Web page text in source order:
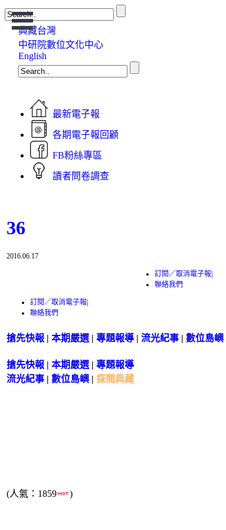
Open
Menu
典藏台灣
中研院數位文化中心
English
最新電子報
各期電子報回顧
FB粉絲專區
讀者問卷調查
36
2016.06.17
訂閱／取消電子報|
聯絡我們
訂閱／取消電子報|
聯絡我們
搶先快報 | 本期嚴選 | 專題報導| 流光紀事 | 數位島嶼
搶先快報 | 本期嚴選 | 專題報導
流光紀事 | 數位島嶼 | 探閱典藏
(人氣：1859
)